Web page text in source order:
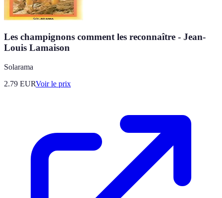
Les champignons comment les reconnaître - Jean-
Louis Lamaison
Solarama
2.79 EURVoir le prix